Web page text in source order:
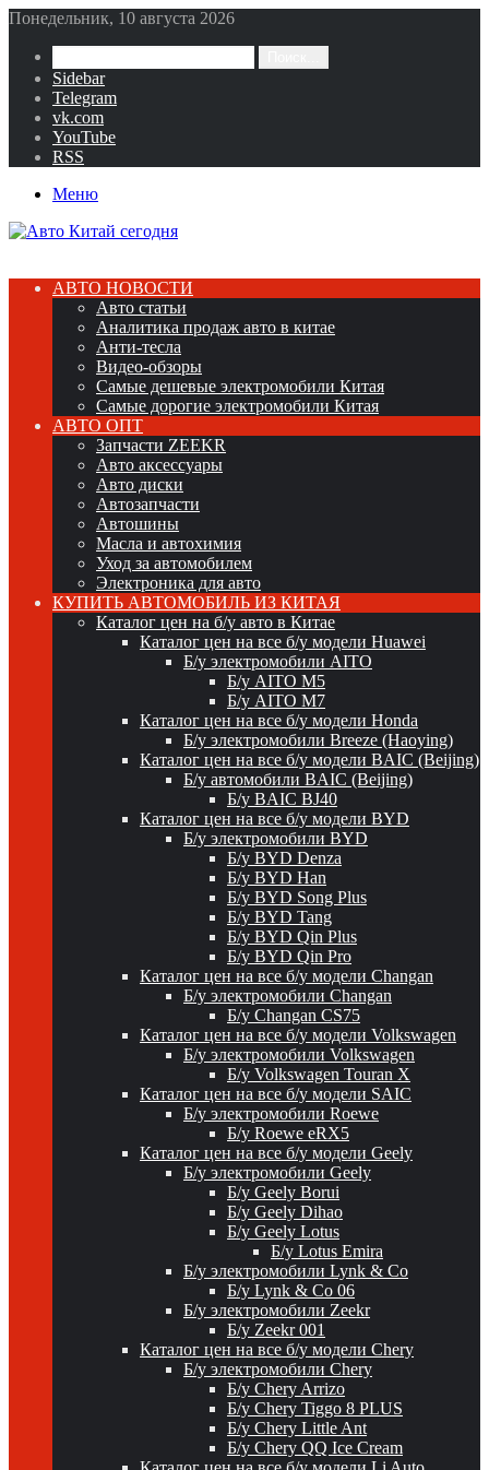
Понедельник, 10 августа 2026
Sidebar
Telegram
vk.com
YouTube
RSS
Меню
АВТО НОВОСТИ
Авто статьи
Аналитика продаж авто в китае
Анти-тесла
Видео-обзоры
Самые дешевые электромобили Китая
Самые дорогие электромобили Китая
АВТО ОПТ
Запчасти ZEEKR
Авто аксессуары
Авто диски
Автозапчасти
Автошины
Масла и автохимия
Уход за автомобилем
Электроника для авто
КУПИТЬ АВТОМОБИЛЬ ИЗ КИТАЯ
Каталог цен на б/у авто в Китае
Каталог цен на все б/у модели Huawei
Б/у электромобили AITO
Б/у AITO M5
Б/у AITO M7
Каталог цен на все б/у модели Honda
Б/у электромобили Breeze (Haoying)
Каталог цен на все б/у модели BAIC (Beijing)
Б/у автомобили BAIC (Beijing)
Б/у BAIC BJ40
Каталог цен на все б/у модели BYD
Б/у электромобили BYD
Б/у BYD Denza
Б/у BYD Han
Б/у BYD Song Plus
Б/у BYD Tang
Б/у BYD Qin Plus
Б/у BYD Qin Pro
Каталог цен на все б/у модели Changan
Б/у электромобили Changan
Б/у Changan CS75
Каталог цен на все б/у модели Volkswagen
Б/у электромобили Volkswagen
Б/у Volkswagen Touran X
Каталог цен на все б/у модели SAIC
Б/у электромобили Roewe
Б/у Roewe eRX5
Каталог цен на все б/у модели Geely
Б/у электромобили Geely
Б/у Geely Borui
Б/у Geely Dihao
Б/у Geely Lotus
Б/у Lotus Emira
Б/у электромобили Lynk & Co
Б/у Lynk & Co 06
Б/у электромобили Zeekr
Б/у Zeekr 001
Каталог цен на все б/у модели Chery
Б/у электромобили Chery
Б/у Chery Arrizo
Б/у Chery Tiggo 8 PLUS
Б/у Chery Little Ant
Б/у Chery QQ Ice Cream